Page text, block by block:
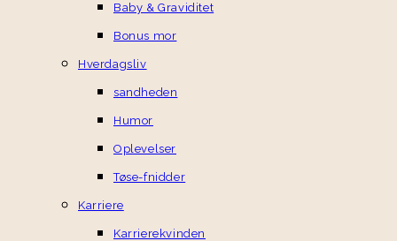
Baby & Graviditet
Bonus mor
Hverdagsliv
sandheden
Humor
Oplevelser
Tøse-fnidder
Karriere
Karrierekvinden